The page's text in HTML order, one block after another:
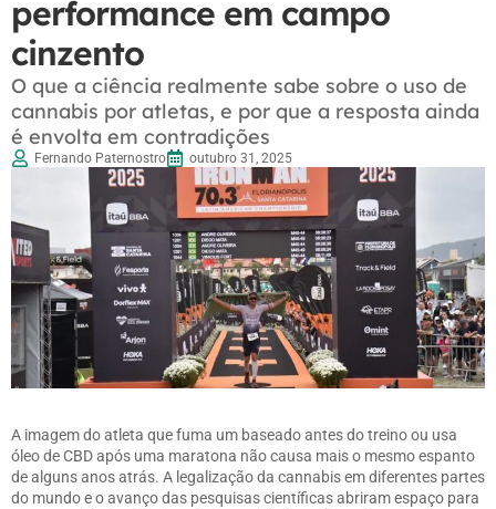
performance em campo
cinzento
O que a ciência realmente sabe sobre o uso de
cannabis por atletas, e por que a resposta ainda
é envolta em contradições
Fernando Paternostro outubro 31, 2025
A imagem do atleta que fuma um baseado antes do treino ou usa
óleo de CBD após uma maratona não causa mais o mesmo espanto
de alguns anos atrás. A legalização da cannabis em diferentes partes
do mundo e o avanço das pesquisas científicas abriram espaço para